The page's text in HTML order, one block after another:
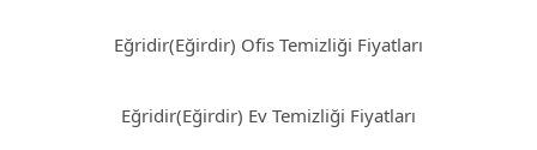
Eğridir(Eğirdir) Ofis Temizliği Fiyatları
Eğridir(Eğirdir) Ev Temizliği Fiyatları